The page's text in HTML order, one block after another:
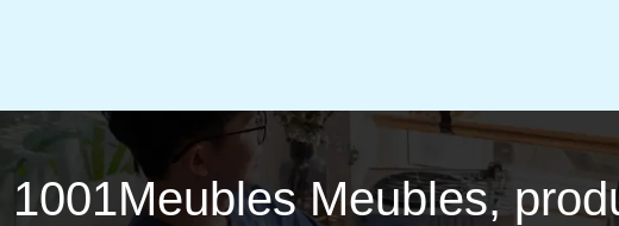
Meubles,